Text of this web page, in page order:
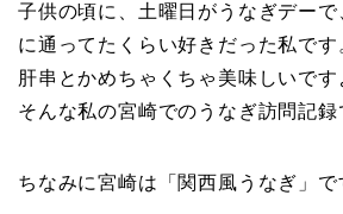
子供の頃に、土曜日がうなぎデー
に通ってたくらい好きだった私です
肝串とかめちゃくちゃ美味しいです
そんな私の宮崎でのうなぎ訪問記録
ちなみに宮崎は「関西風うなぎ」で